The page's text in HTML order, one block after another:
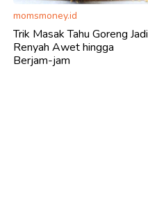
momsmoney.id
Trik Masak Tahu Goreng Jadi
Renyah Awet hingga
Berjam-jam